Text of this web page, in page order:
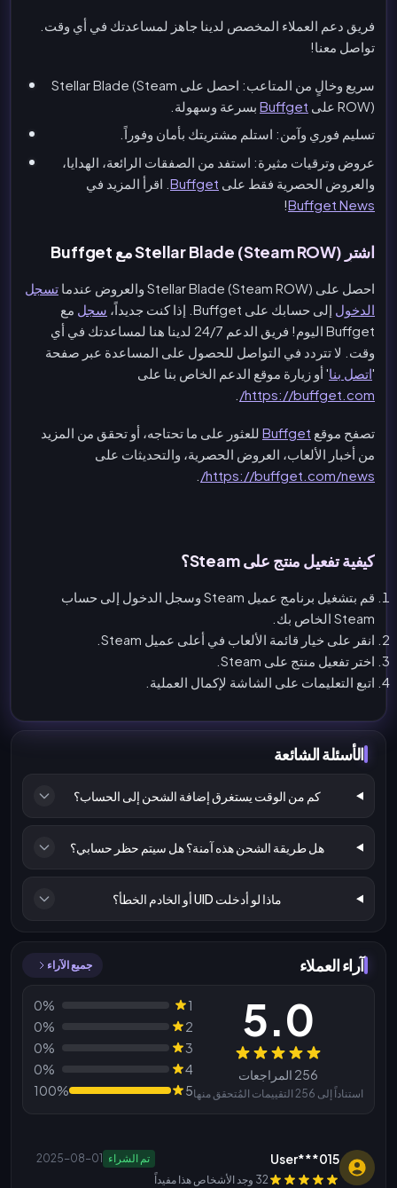
فريق دعم العملاء المخصص لدينا جاهز لمساعدتك في أي وقت.
تواصل معنا!
سريع وخالٍ من المتاعب: احصل على Stellar Blade (Steam
ROW) على
Buffget بسرعة وسهولة.
تسليم فوري وآمن: استلم مشتريتك بأمان وفوراً.
عروض وترقيات مثيرة: استفد من الصفقات الرائعة، الهدايا،
والعروض الحصرية فقط على Buffget . اقرأ المزيد في
Buffget News
!
اشترِ Stellar Blade (Steam ROW) مع Buffget
احصل على Stellar Blade (Steam ROW) والعروض عندما
تسجل
الدخول إلى حسابك على Buffget. إذا كنت جديداً، سجل مع
Buffget اليوم! فريق الدعم 24/7 لدينا هنا لمساعدتك في أي
وقت. لا تتردد في التواصل للحصول على المساعدة عبر صفحة
'اتصل بنا' أو زيارة موقع الدعم الخاص بنا على
https://buffget.com/
تصفح موقع Buffget للعثور على ما تحتاجه، أو تحقق من المزيد
من أخبار الألعاب، العروض الحصرية، والتحديثات على
https://buffget.com/news/
كيفية تفعيل منتج على Steam؟
قم بتشغيل برنامج عميل Steam وسجل الدخول إلى حساب
Steam الخاص بك.
انقر على خيار قائمة الألعاب في أعلى عميل Steam.
اختر تفعيل منتج على Steam.
اتبع التعليمات على الشاشة لإكمال العملية.
الأسئلة الشائعة
كم من الوقت يستغرق إضافة الشحن إلى الحساب؟
هل طريقة الشحن هذه آمنة؟ هل سيتم حظر حسابي؟
ماذا لو أدخلت UID أو الخادم الخطأ؟
آراء العملاء جميع الآراء
المراجعات
5.0
256 المراجعات
استناداً إلى 256 التقييمات المُتحقق منها
1
0%
2
0%
3
0%
4
0%
5
100%
User***015 تم الشراء 2025-08-01
32 وجد الأشخاص هذا مفيداً